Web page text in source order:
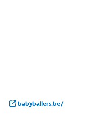
babyballers.be/